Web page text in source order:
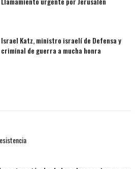
Israel Katz, ministro israelí de Defensa y
criminal de guerra a mucha honra